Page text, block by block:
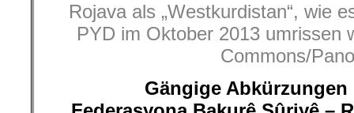
Rojava als „Westkurdistan“, wie
PYD im Oktober 2013 umrissen
Commons/
Gängige